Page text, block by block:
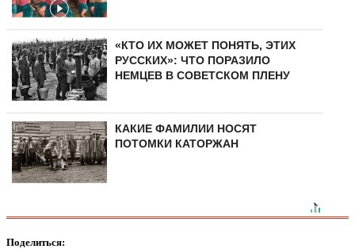
«КТО ИХ МОЖЕТ ПОНЯТЬ, ЭТИХ
РУССКИХ»: ЧТО ПОРАЗИЛО
НЕМЦЕВ В СОВЕТСКОМ ПЛЕНУ
КАКИЕ ФАМИЛИИ НОСЯТ
ПОТОМКИ КАТОРЖАН
Поделиться: